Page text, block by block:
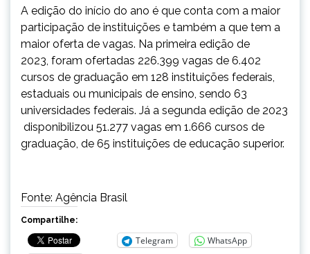
A edição do início do ano é que conta com a maior
participação de instituições e também a que tem a
maior oferta de vagas. Na primeira edição de
2023, foram ofertadas 226.399 vagas de 6.402
cursos de graduação em 128 instituições federais,
estaduais ou municipais de ensino, sendo 63
universidades federais. Já a segunda edição de 2023
disponibilizou 51.277 vagas em 1.666 cursos de
graduação, de 65 instituições de educação superior.
Fonte: Agência Brasil
Compartilhe:
Telegram
WhatsApp